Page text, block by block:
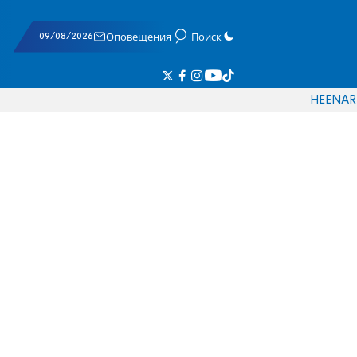
09/08/2026 Оповещения Поиск
HEENAR